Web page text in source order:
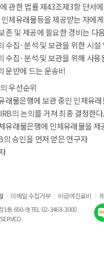
관한 법률 제43조제3항 단서
체유래물등을 제공받는 자에
존 및 제공에 필요한 경비는 다
수집·분석 및 보관을 위한 시
수집·분석 및 보관을 위해 사
운반에 드는 운송비
우선순위
래물은행에 보관 중인 인체유
의 논의를 거쳐 최종 결정한다.
유래물은행에 인체유래물을 제
의 승인을 먼저 얻은 연구자
이메일 수집거부 비급여진료비
1동 650-9) TEL 02-3468-3000